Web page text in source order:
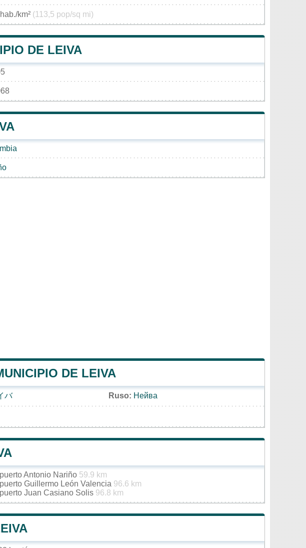
km² (113,5 pop/sq mi)
DE LEIVA
DE LEIVA
バ Ruso: Нейва
Antonio Nariño 59.9 km
Guillermo León Valencia 96.6 km
Juan Casiano Solis 96.8 km